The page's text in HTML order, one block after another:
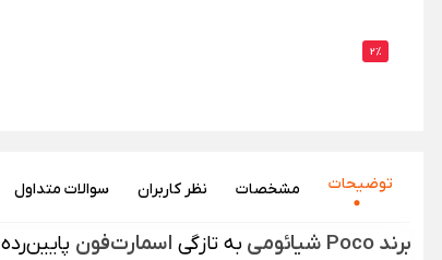
2%
توضیحات مشخصات نظر‌ کاربران سوالات متداول
برند Poco شیائومی به تازگی اسمارت‌فون پایین‌رده